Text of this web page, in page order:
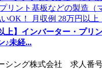
上】インバーター・プリ
♪未経...
シング株式会社 求人番号